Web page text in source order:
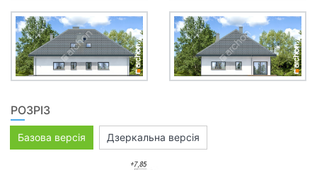
РОЗРІЗ
Базова версія Дзеркальна версія